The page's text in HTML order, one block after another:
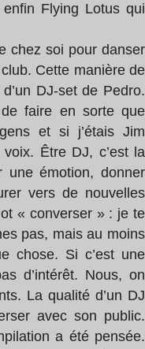
Flying Lotus qui
chez soi pour danser
Cette manière de
DJ-set de Pedro.
de faire en sorte que
et si j’étais Jim
Être DJ, c’est la
une émotion, donner
vers de nouvelles
« converser » : je te
pas, mais au moins
chose. Si c’est une
d’intérêt. Nous, on
La qualité d’un DJ
avec son public.
a été pensée.